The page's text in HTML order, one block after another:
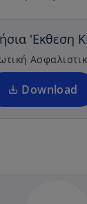
'Εκθεση
Download
n
s
i
n
a
n
e